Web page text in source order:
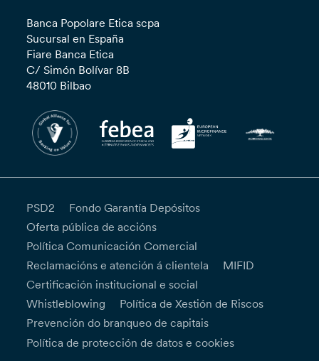
Banca Popolare Etica scpa
Sucursal en España
Fiare Banca Etica
C/ Simón Bolívar 8B
48010 Bilbao
PSD2
Fondo Garantía Depósitos
Oferta pública de accións
Política Comunicación Comercial
Reclamacións e atención á clientela
MIFID
Certificación institucional e social
Whistleblowing
Política de Xestión de Riscos
Prevención do branqueo de capitais
Política de protección de datos e cookies